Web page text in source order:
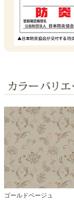
ゴールドベージュ